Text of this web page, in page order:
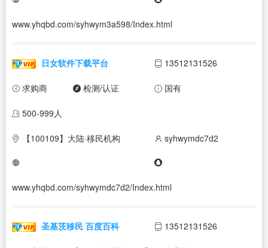
www.yhqbd.com/syhwym3a598/Index.html
日女软件下载平台 13512131526
求购商 检测/认证 国有
500-999人
【100109】大陆·移民机构 syhwymdc7d2
www.yhqbd.com/syhwymdc7d2/Index.html
圣基茨移民 百度百科 13512131526